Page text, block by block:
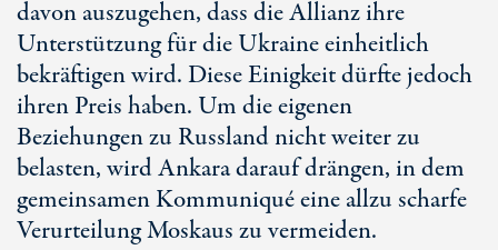
davon auszugehen, dass die Allianz ihre
Unterstützung für die Ukraine einheitlich
bekräftigen wird. Diese Einigkeit dürfte jedoch
ihren Preis haben. Um die eigenen
Beziehungen zu Russland nicht weiter zu
belasten, wird Ankara darauf drängen, in dem
gemeinsamen Kommuniqué eine allzu scharfe
Verurteilung Moskaus zu vermeiden.